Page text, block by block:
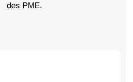
des PME.